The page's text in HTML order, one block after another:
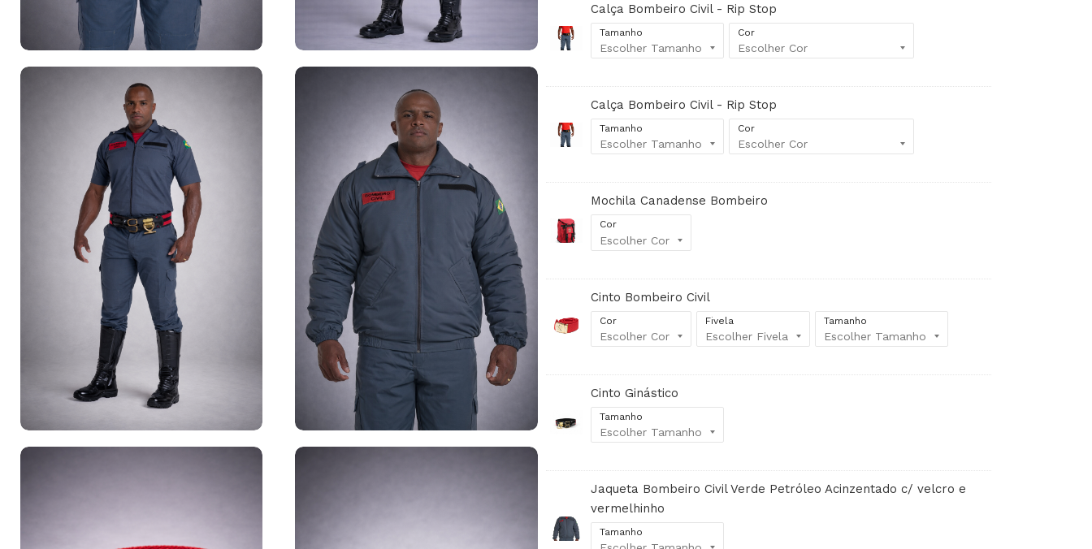
Calça Bombeiro Civil - Rip Stop
Tamanho Cor
Calça Bombeiro Civil - Rip Stop
Tamanho Cor
Mochila Canadense Bombeiro
Cor
Cinto Bombeiro Civil
Cor Fivela Tamanho
Cinto Ginástico
Tamanho
Jaqueta Bombeiro Civil Verde Petróleo Acinzentado c/ velcro e
vermelhinho
Tamanho